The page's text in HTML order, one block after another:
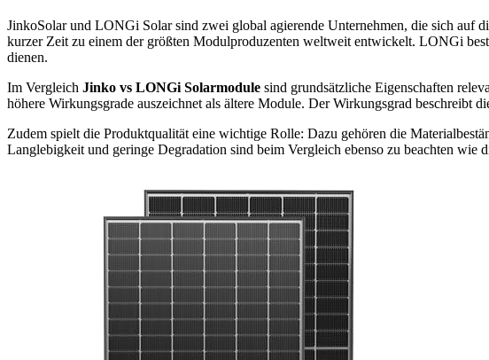
JinkoSolar und LONGi Solar sind zwei global agierende Unternehmen, die sich auf
kurzer Zeit zu einem der größten Modulproduzenten weltweit entwickelt. LONGi
dienen.
Im Vergleich Jinko vs LONGi Solarmodule sind grundsätzliche Eigenschaften
höhere Wirkungsgrade auszeichnet als ältere Module. Der Wirkungsgrad beschreibt
Zudem spielt die Produktqualität eine wichtige Rolle: Dazu gehören die
Langlebigkeit und geringe Degradation sind beim Vergleich ebenso zu beachten wie